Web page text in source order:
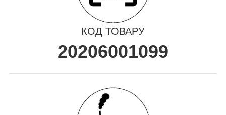
КОД ТОВАРУ
20206001099